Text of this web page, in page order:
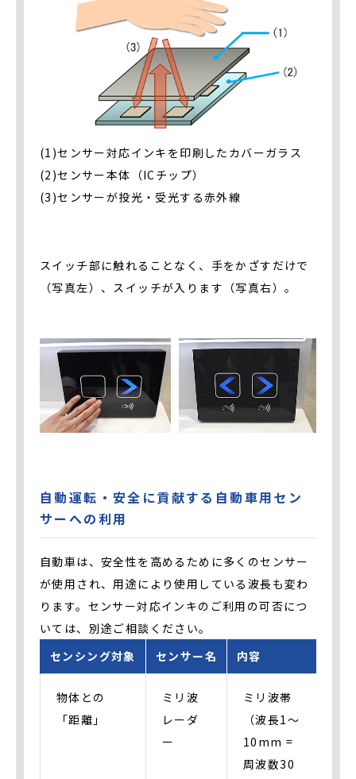
(1)センサー対応インキを印刷したカバーガラス
(2)センサー本体（ICチップ）
(3)センサーが投光・受光する赤外線
スイッチ部に触れることなく、手をかざすだけで
（写真左）、スイッチが入ります（写真右）。
自動運転・安全に貢献する自動車用セン
サーへの利用
自動車は、安全性を高めるために多くのセンサー
が使用され、用途により使用している波長も変わ
ります。センサー対応インキのご利用の可否につ
いては、別途ご相談ください。
センシング対象
センサー名 内容
物体との
「距離」
ミリ波
レーダ
ー
ミリ波帯
（波長1～
10mm =
周波数30